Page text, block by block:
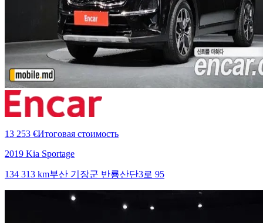
13 253 €Итоговая стоимость
2019 Kia Sportage
134 313 km부산 기장군 반룡산단3로 95